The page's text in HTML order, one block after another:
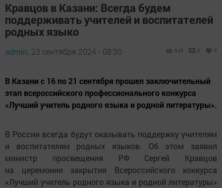
Кравцов в Казани: Всегда будем
поддерживать учителей и воспитателей
родных языко
admin, 23 сентября 2024 - 08:30 545 0 0
В Казани с 16 по 21 сентября прошел заключительный
этап всероссийского профессионального конкурса
«Лучший учитель родного языка и родной литературы».
В России всегда будут оказывать поддержку учителям
и воспитателям родных языков. Об этом заявил
министр просвещения РФ Сергей Кравцов
на церемонии закрытия Всероссийского конкурса
«Лучший учитель родного языка и родной литературы»